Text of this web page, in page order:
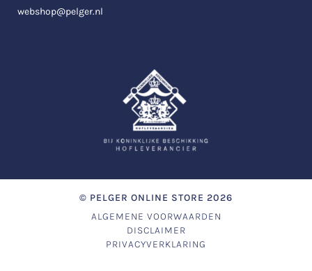
webshop@pelger.nl
© PELGER ONLINE STORE 2026
ALGEMENE VOORWAARDEN
DISCLAIMER
PRIVACYVERKLARING